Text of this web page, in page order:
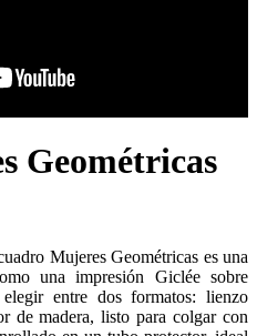
Geométricas
Mujeres Geométricas es una
una impresión Giclée sobre
entre dos formatos: lienzo
de madera, listo para colgar con